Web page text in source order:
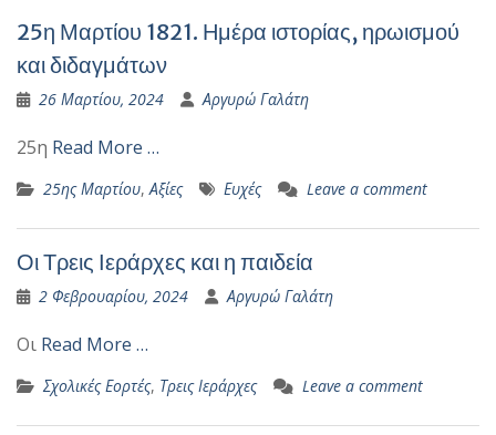
25η Μαρτίου 1821. Ημέρα ιστορίας, ηρωισμού
και διδαγμάτων
26 Μαρτίου, 2024 Αργυρώ Γαλάτη
25η Read More …
25ης Μαρτίου,Αξίες Ευχές Leave a comment
Οι Τρεις Ιεράρχες και η παιδεία
2 Φεβρουαρίου, 2024 Αργυρώ Γαλάτη
Οι Read More …
Σχολικές Εορτές, Τρεις Ιεράρχες Leave a comment